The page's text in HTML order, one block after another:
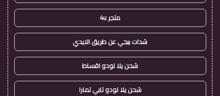
متجر 4u
شدات ببجي عن طريق الايدي
شحن يلا لودو اقساط
شحن يلا لودو تابي تمارا